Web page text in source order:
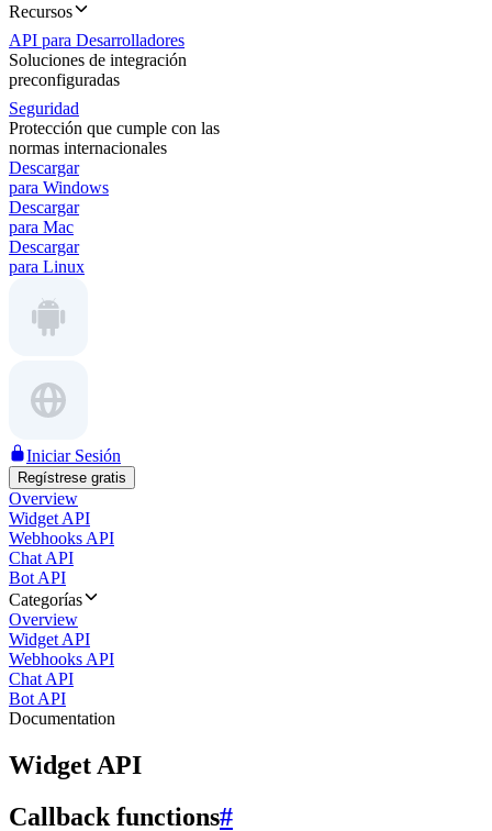
Recursos
API para Desarrolladores
Soluciones de integración
preconfiguradas
Seguridad
Protección que cumple con las
normas internacionales
Descargar
para Windows
Descargar
para Mac
Descargar
para Linux
Iniciar Sesión
Regístrese gratis
Overview
Widget API
Webhooks API
Chat API
Bot API
Categorías
Overview
Widget API
Webhooks API
Chat API
Bot API
Documentation
Widget API
Callback functions#